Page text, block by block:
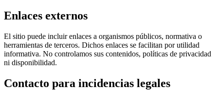
Enlaces externos
El sitio puede incluir enlaces a organismos públicos, normativa o
herramientas de terceros. Dichos enlaces se facilitan por utilidad
informativa. No controlamos sus contenidos, políticas de privacidad
ni disponibilidad.
Contacto para incidencias legales